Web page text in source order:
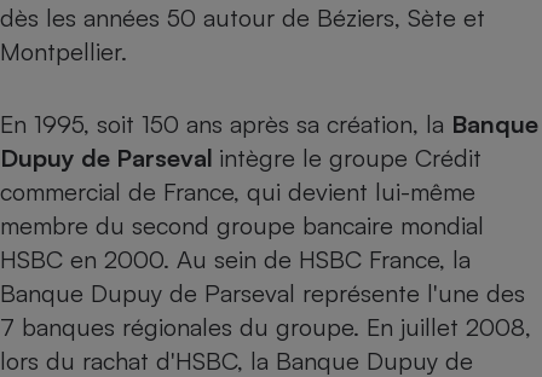
dès les années 50 autour de Béziers, Sète et
Montpellier.
En 1995, soit 150 ans après sa création, la Banque
Dupuy de Parseval intègre le groupe Crédit
commercial de France, qui devient lui-même
membre du second groupe bancaire mondial
HSBC en 2000. Au sein de HSBC France, la
Banque Dupuy de Parseval représente l'une des
7 banques régionales du groupe. En juillet 2008,
lors du rachat d'HSBC, la Banque Dupuy de
bouteille
Banque
Lave-linge
Téléviseur
Radiateur électrique
Antimoustique